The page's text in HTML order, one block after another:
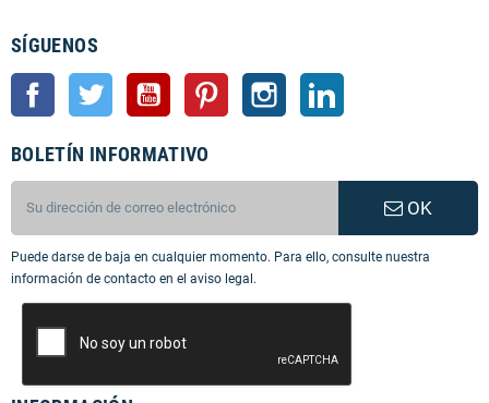
SÍGUENOS
Facebook Twitter YouTube Pinterest Instagram
BOLETÍN INFORMATIVO
OK
Puede darse de baja en cualquier momento. Para ello, consulte nuestra
información de contacto en el aviso legal.